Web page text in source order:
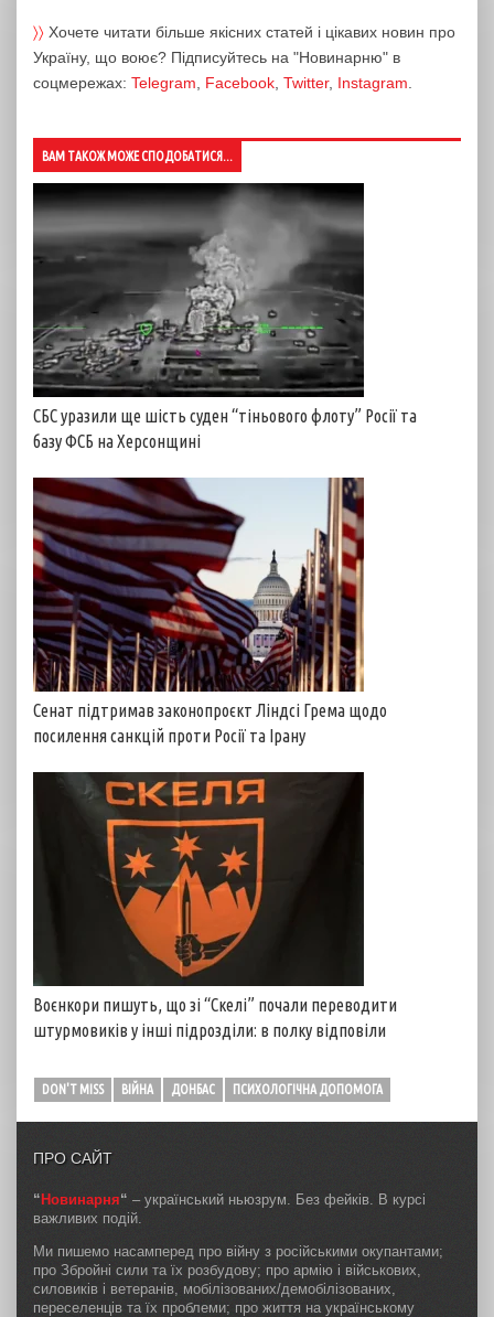
〉〉 Хочете читати більше якісних статей і цікавих новин про
Україну, що воює? Підписуйтесь на "Новинарню" в
соцмережах: Telegram Facebook Twitter, Instagram
ВАМ ТАКОЖ МОЖЕ СПОДОБАТИСЯ...
СБС уразили ще шість суден “тіньового флоту” Росії та
базу ФСБ на Херсонщині
Сенат підтримав законопроєкт Ліндсі Грема щодо
посилення санкцій проти Росії та Ірану
Воєнкори пишуть, що зі “Скелі” почали переводити
штурмовиків у інші підрозділи: в полку відповіли
DON'T MISS ВІЙНА ДОНБАС ПСИХОЛОГІЧНА ДОПОМОГА
ПРО САЙТ
“ Новинарня“ – український ньюзрум. Без фейків. В курсі
важливих подій.
Ми пишемо насамперед про війну з російськими окупантами;
про Збройні сили та їх розбудову; про армію і військових,
силовиків і ветеранів, мобілізованих/демобілізованих,
переселенців та їх проблеми; про життя на українському